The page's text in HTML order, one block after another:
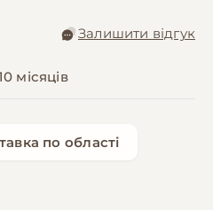
Залишити відгук
місяців
по області